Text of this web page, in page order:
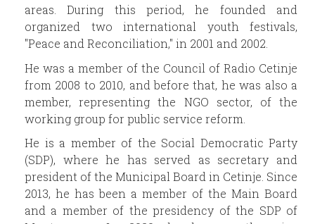
areas. During this period, he founded and
organized two international youth festivals,
"Peace and Reconciliation," in 2001 and 2002.
He was a member of the Council of Radio Cetinje
from 2008 to 2010, and before that, he was also a
member, representing the NGO sector, of the
working group for public service reform.
He is a member of the Social Democratic Party
(SDP), where he has served as secretary and
president of the Municipal Board in Cetinje. Since
2013, he has been a member of the Main Board
and a member of the presidency of the SDP of